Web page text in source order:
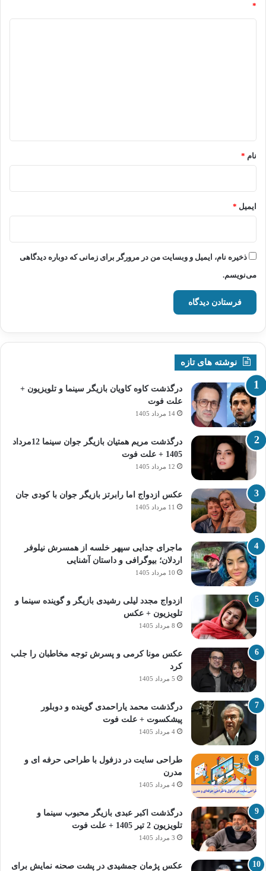
*
نام *
ایمیل *
ذخیره نام، ایمیل و وبسایت من در مرورگر برای زمانی که دوباره دیدگاهی
می‌نویسم.
نوشته های تازه
درگذشت کاوه کاویان بازیگر سینما و تلویزیون +
علت فوت
14 مرداد 1405
درگذشت مریم همتیان بازیگر جوان سینما 12مرداد
1405 + علت فوت
12 مرداد 1405
عکس ازدواج اما رابرتز بازیگر جوان با کودی جان
11 مرداد 1405
ماجرای جدایی سپهر خلسه از همسرش نیلوفر
اردلان؛ بیوگرافی و داستان آشنایی
10 مرداد 1405
ازدواج مجدد لیلی رشیدی بازیگر و گوینده سینما و
تلویزیون + عکس
8 مرداد 1405
عکس مونا کرمی و پسرش توجه مخاطبان را جلب
کرد
5 مرداد 1405
درگذشت محمد یاراحمدی گوینده و دوبلور
پیشکسوت + علت فوت
4 مرداد 1405
طراحی سایت در دزفول با طراحی حرفه‌ ای و
مدرن
4 مرداد 1405
درگذشت اکبر عبدی بازیگر محبوب سینما و
تلویزیون 2 تیر 1405 + علت فوت
3 مرداد 1405
عکس پژمان جمشیدی در پشت صحنه نمایش برای